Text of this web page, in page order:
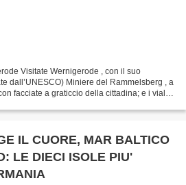
Visitate Wernigerode , con il suo
dall’UNESCO) Miniere del Rammelsberg , a
facciate a graticcio della cittadina; e i viali
IL CUORE, MAR BALTICO
LE DIECI ISOLE PIU'